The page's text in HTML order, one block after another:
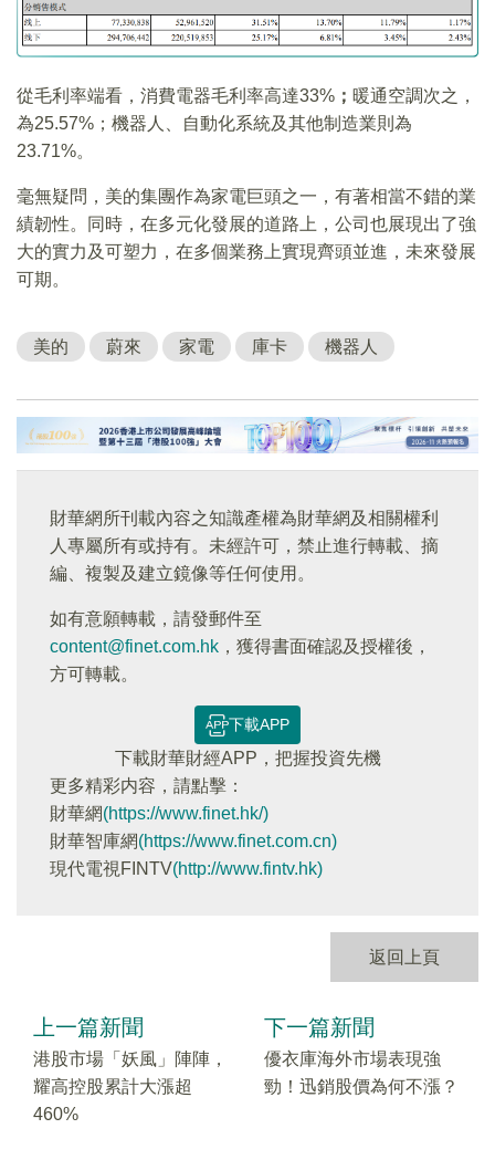
從毛利率端看，消費電器毛利率高達33% ； 暖通空調次之，
為25.57%；機器人、自動化系統及其他制造業則為
23.71%。
毫無疑問，美的集團作為家電巨頭之一，有著相當不錯的業
績韌性。同時，在多元化發展的道路上，公司也展現出了強
大的實力及可塑力，在多個業務上實現齊頭並進，未來發展
可期。
美的 蔚來 家電 庫卡 機器人
財華網所刊載內容之知識產權為財華網及相關權利
人專屬所有或持有。未經許可，禁止進行轉載、摘
編、複製及建立鏡像等任何使用。
如有意願轉載，請發郵件至
content@finet.com.hk ，獲得書面確認及授權後，
方可轉載。
下載APP
下載財華財經APP，把握投資先機
更多精彩内容，請點擊：
財華網(https://www.finet.hk/)
財華智庫網(https://www.finet.com.cn)
現代電視FINTV(http://www.fintv.hk)
返回上頁
上一篇新聞
港股市場「妖風」陣陣，
耀高控股累計大漲超
460%
下一篇新聞
優衣庫海外市場表現強
勁！迅銷股價為何不漲？